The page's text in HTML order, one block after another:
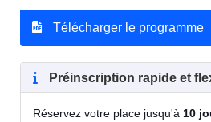
Télécharger le programme
Préinscription rapide et
Réservez votre place jusqu'à 10